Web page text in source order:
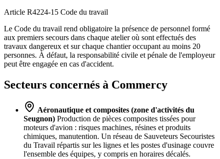
Article R4224-15 Code du travail
Le Code du travail rend obligatoire la présence de personnel formé
aux premiers secours dans chaque atelier où sont effectués des
travaux dangereux et sur chaque chantier occupant au moins 20
personnes. À défaut, la responsabilité civile et pénale de l'employeur
peut être engagée en cas d'accident.
Secteurs concernés à Commercy
Aéronautique et composites (zone d'activités du
Seugnon) Production de pièces composites tissées pour
moteurs d'avion : risques machines, résines et produits
chimiques, manutention. Un réseau de Sauveteurs Secouristes
du Travail répartis sur les lignes et les postes d'usinage couvre
l'ensemble des équipes, y compris en horaires décalés.